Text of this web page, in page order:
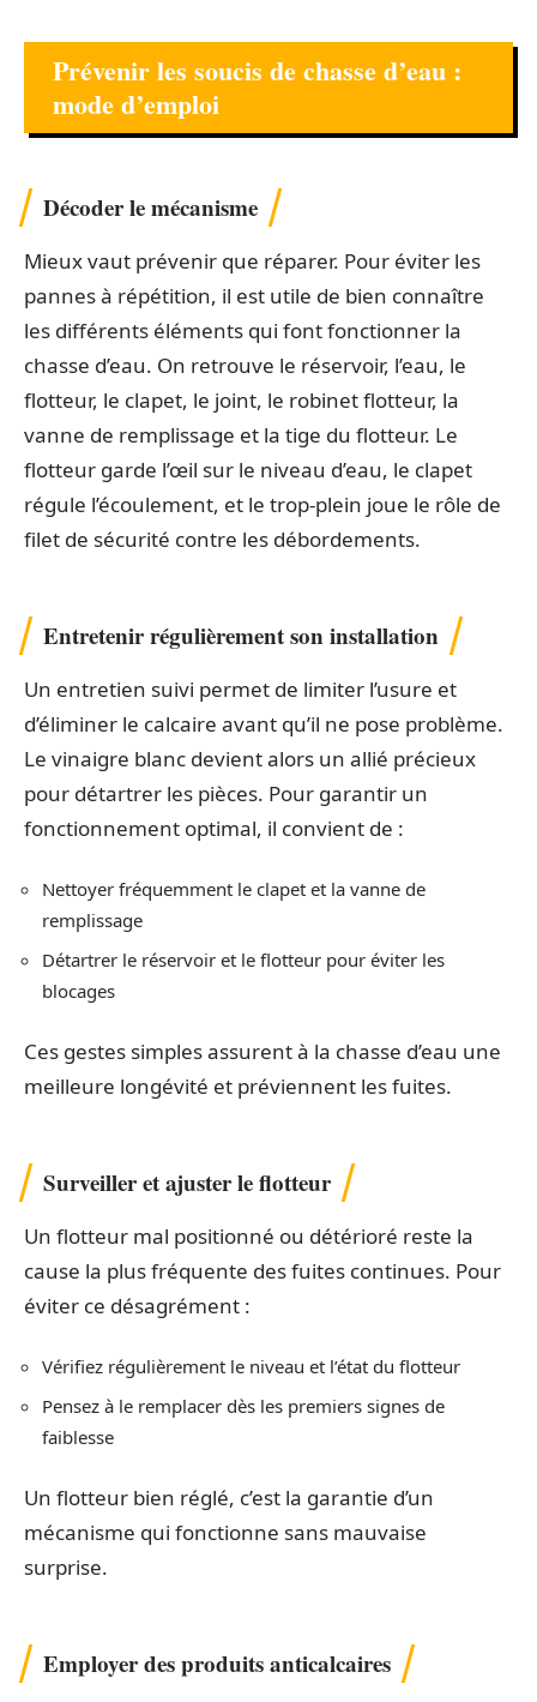
Prévenir les soucis de chasse d’eau :
mode d’emploi
Décoder le mécanisme
Mieux vaut prévenir que réparer. Pour éviter les
pannes à répétition, il est utile de bien connaître
les différents éléments qui font fonctionner la
chasse d’eau. On retrouve le réservoir, l’eau, le
flotteur, le clapet, le joint, le robinet flotteur, la
vanne de remplissage et la tige du flotteur. Le
flotteur garde l’œil sur le niveau d’eau, le clapet
régule l’écoulement, et le trop-plein joue le rôle de
filet de sécurité contre les débordements.
Entretenir régulièrement son installation
Un entretien suivi permet de limiter l’usure et
d’éliminer le calcaire avant qu’il ne pose problème.
Le vinaigre blanc devient alors un allié précieux
pour détartrer les pièces. Pour garantir un
fonctionnement optimal, il convient de :
Nettoyer fréquemment le clapet et la vanne de
remplissage
Détartrer le réservoir et le flotteur pour éviter les
blocages
Ces gestes simples assurent à la chasse d’eau une
meilleure longévité et préviennent les fuites.
Surveiller et ajuster le flotteur
Un flotteur mal positionné ou détérioré reste la
cause la plus fréquente des fuites continues. Pour
éviter ce désagrément :
Vérifiez régulièrement le niveau et l’état du flotteur
Pensez à le remplacer dès les premiers signes de
faiblesse
Un flotteur bien réglé, c’est la garantie d’un
mécanisme qui fonctionne sans mauvaise
surprise.
Employer des produits anticalcaires